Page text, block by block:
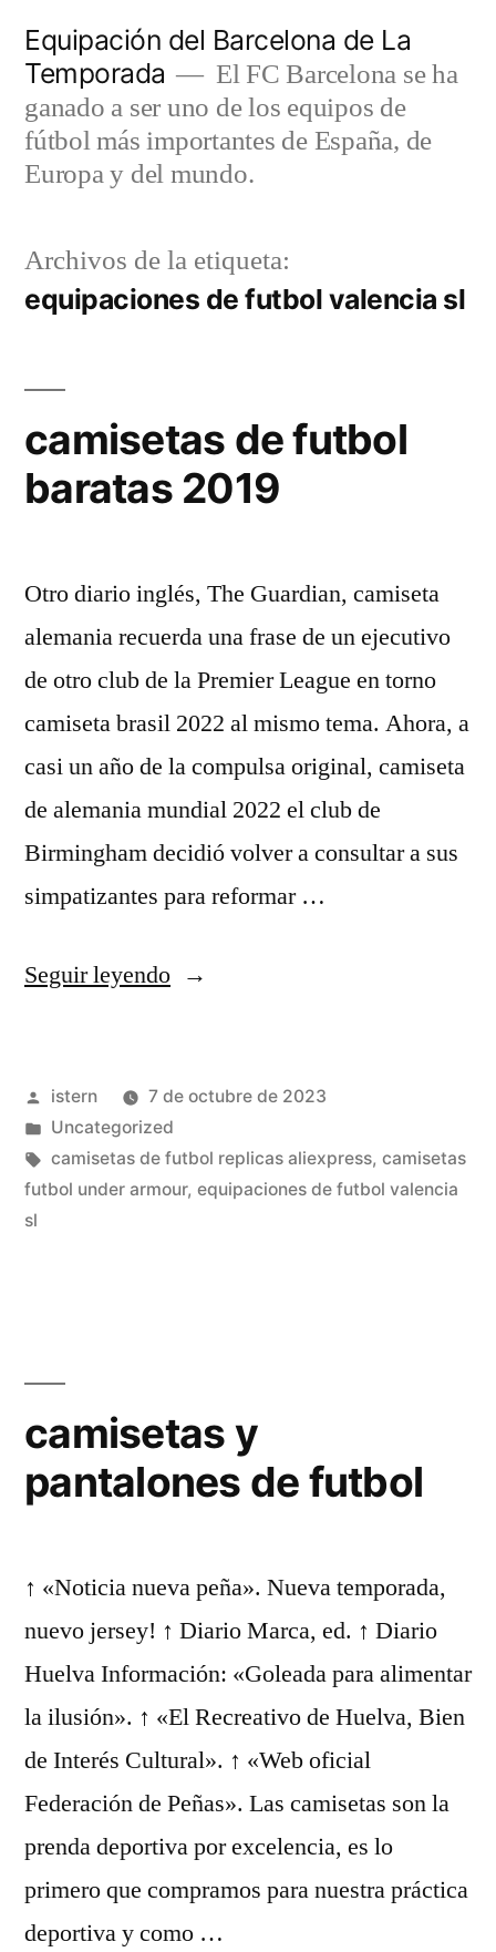
contenido
Equipación del Barcelona de La
Temporada
El FC Barcelona se ha
ganado a ser uno de los equipos de
fútbol más importantes de España, de
Europa y del mundo.
Archivos de la etiqueta:
equipaciones de futbol valencia sl
camisetas de futbol
baratas 2019
Otro diario inglés, The Guardian, camiseta
alemania recuerda una frase de un ejecutivo
de otro club de la Premier League en torno
camiseta brasil 2022 al mismo tema. Ahora, a
casi un año de la compulsa original, camiseta
de alemania mundial 2022 el club de
Birmingham decidió volver a consultar a sus
simpatizantes para reformar …
Seguir leyendo«camisetas
baratas
2019»
Publicado
por
istern
7 de octubre de 2023
Publicado
en
Uncategorized
Etiquetas:
camisetas de futbol replicas aliexpress, camisetas
futbol under armour, equipaciones de futbol valencia
sl
camisetas y
pantalones de futbol
↑ «Noticia nueva peña». Nueva temporada,
nuevo jersey! ↑ Diario Marca, ed. ↑ Diario
Huelva Información: «Goleada para alimentar
la ilusión». ↑ «El Recreativo de Huelva, Bien
de Interés Cultural». ↑ «Web oficial
Federación de Peñas». Las camisetas son la
prenda deportiva por excelencia, es lo
primero que compramos para nuestra práctica
deportiva y como …